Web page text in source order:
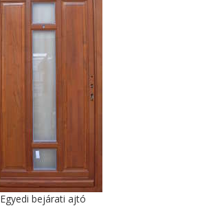
Egyedi bejárati ajtó